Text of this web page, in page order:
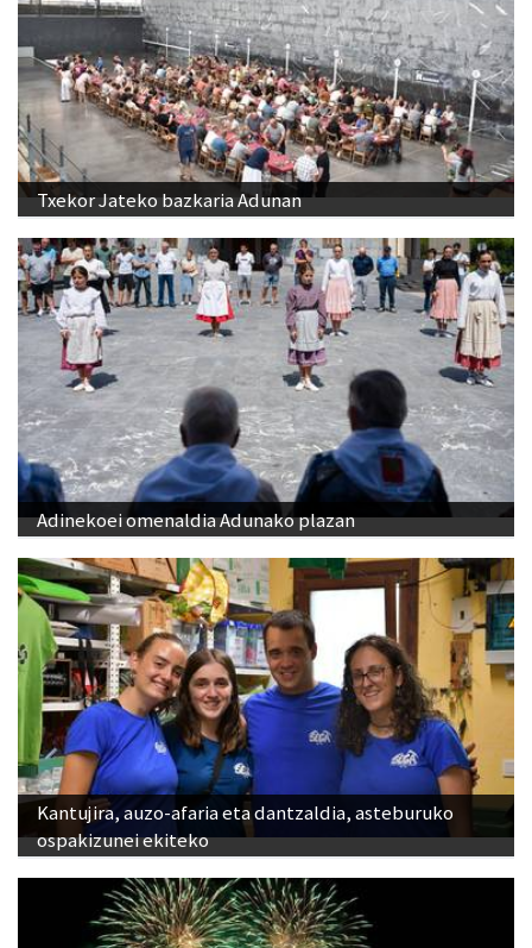
Txekor Jateko bazkaria Adunan
Adinekoei omenaldia Adunako plazan
Kantujira, auzo-afaria eta dantzaldia, asteburuko
ospakizunei ekiteko